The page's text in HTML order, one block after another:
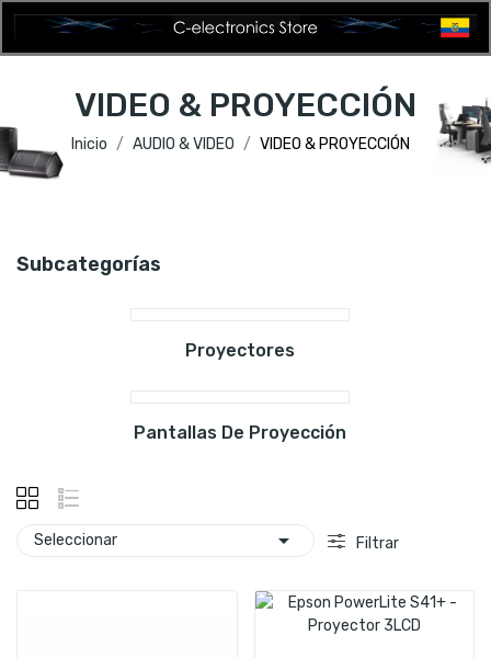
VIDEO & PROYECCIÓN
Inicio AUDIO & VIDEO VIDEO & PROYECCIÓN
Subcategorías
Proyectores
Pantallas De Proyección
Seleccionar  Filtrar